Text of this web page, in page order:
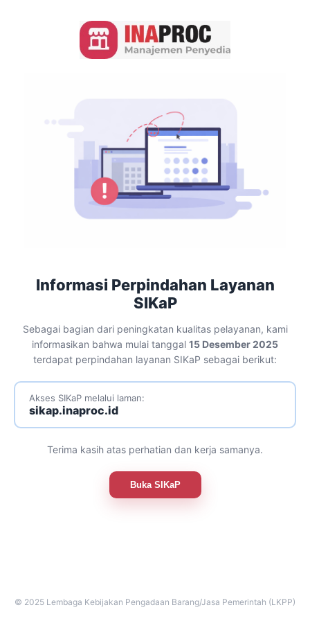
Informasi Perpindahan Layanan
SIKaP
Sebagai bagian dari peningkatan kualitas pelayanan, kami
informasikan bahwa mulai tanggal 15 Desember 2025
terdapat perpindahan layanan SIKaP sebagai berikut:
Akses SIKaP melalui laman:
sikap.inaproc.id
Terima kasih atas perhatian dan kerja samanya.
Buka SIKaP
© 2025 Lembaga Kebijakan Pengadaan Barang/Jasa Pemerintah (LKPP)